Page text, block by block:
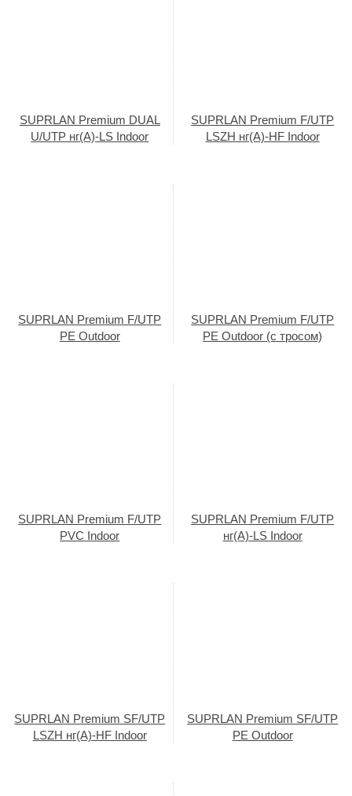
SUPRLAN Premium DUAL
U/UTP нг(А)-LS Indoor
SUPRLAN Premium F/UTP
LSZH нг(А)-HF Indoor
SUPRLAN Premium F/UTP
PE Outdoor
SUPRLAN Premium F/UTP
PE Outdoor (с тросом)
SUPRLAN Premium F/UTP
PVC Indoor
SUPRLAN Premium F/UTP
нг(А)-LS Indoor
SUPRLAN Premium SF/UTP
LSZH нг(А)-HF Indoor
SUPRLAN Premium SF/UTP
PE Outdoor